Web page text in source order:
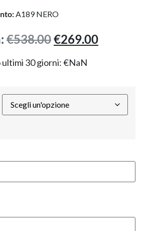
A189 NERO
€538.00€269.00
ultimi 30 giorni:€NaN